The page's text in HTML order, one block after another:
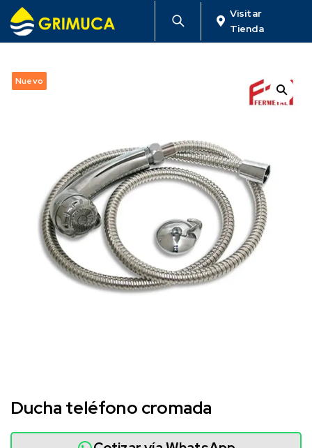
Visitar
Tienda
Nuevo
Ducha teléfono cromada